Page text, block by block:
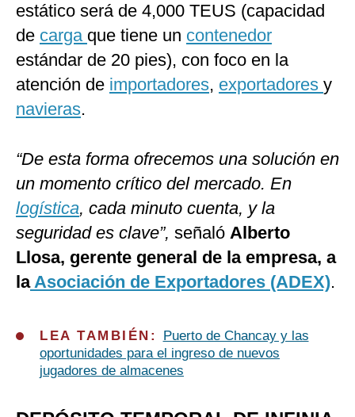
estático será de 4,000 TEUS (capacidad
de carga que tiene un contenedor
estándar de 20 pies), con foco en la
atención de importadores, exportadores y
navieras.
“De esta forma ofrecemos una solución en
un momento crítico del mercado. En
logística, cada minuto cuenta, y la
seguridad es clave”, señaló Alberto
Llosa, gerente general de la empresa, a
laAsociación de Exportadores (ADEX).
LEA TAMBIÉN:
Puerto de Chancay y las
oportunidades para el ingreso de nuevos
jugadores de almacenes